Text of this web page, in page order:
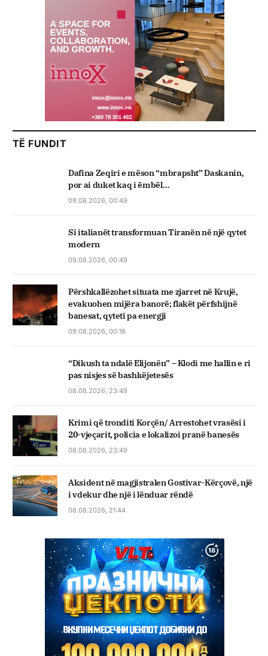
TË FUNDIT
Dafina Zeqiri e mëson “mbrapsht” Daskanin,
por ai duket kaq i ëmbël…
09.08.2026, 00:49
Si italianët transformuan Tiranën në një qytet
modern
09.08.2026, 00:49
Përshkallëzohet situata me zjarret në Krujë,
evakuohen mijëra banorë; flakët përfshijnë
banesat, qyteti pa energji
09.08.2026, 00:19
“Dikush ta ndalë Elijonën” – Klodi me hallin e ri
pas nisjes së bashkëjetesës
08.08.2026, 23:49
Krimi që tronditi Korçën/ Arrestohet vrasësi i
20-vjeçarit, policia e lokalizoi pranë banesës
08.08.2026, 23:49
Aksident në magjistralen Gostivar-Kërçovë, një
i vdekur dhe një i lënduar rëndë
08.08.2026, 21:44